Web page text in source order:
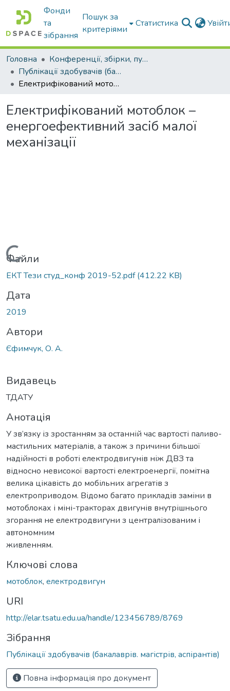
Фонди
та
зібрання
Пошук за
критеріями
Статистика
Головна
Конференції, збірки, публікації молодих вчених і здобувачів : магістрів, бакалаврів, аспірантів.
Публікації здобувачів (бакалаврів. магістрів, аспірантів)
Електрифікований мотоблок – енергоефективний засіб малої механізації
Електрифікований мотоблок –
енергоефективний засіб малої
механізації
Вантажиться...
Файли
ЕКТ Тези студ_конф 2019-52.pdf(412.22 KB)
Дата
2019
Автори
Єфимчук, О. А.
Видавець
ТДАТУ
Анотація
У зв’язку із зростанням за останній час вартості паливо-
мастильних матеріалів, а також з причини більшої
надійності в роботі електродвигунів ніж ДВЗ та
відносно невисокої вартості електроенергії, помітна
велика цікавість до мобільних агрегатів з
електроприводом. Відомо багато прикладів заміни в
мотоблоках і міні-тракторах двигунів внутрішнього
згорання не електродвигуни з централізованим і
автономним
живленням.
Ключові слова
мотоблок, електродвигун
URI
http://elar.tsatu.edu.ua/handle/123456789/8769
Зібрання
Публікації здобувачів (бакалаврів. магістрів, аспірантів)
Повна інформація про документ